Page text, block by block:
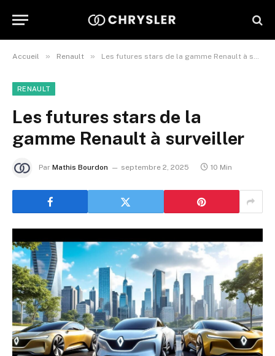
Accueil » Renault » Les futures stars de la gamme Renault à surveiller
RENAULT
Les futures stars de la
gamme Renault à surveiller
Par Mathis Bourdon septembre 2, 2025 10 Min